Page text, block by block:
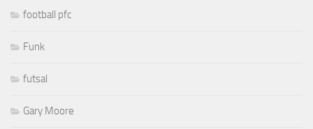
football pfc
Funk
futsal
Gary Moore